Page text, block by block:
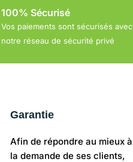
100% Sécurisé
Vos paiements sont sécurisés avec
notre réseau de sécurité privé
Garantie
Afin de répondre au mieux à
la demande de ses clients,